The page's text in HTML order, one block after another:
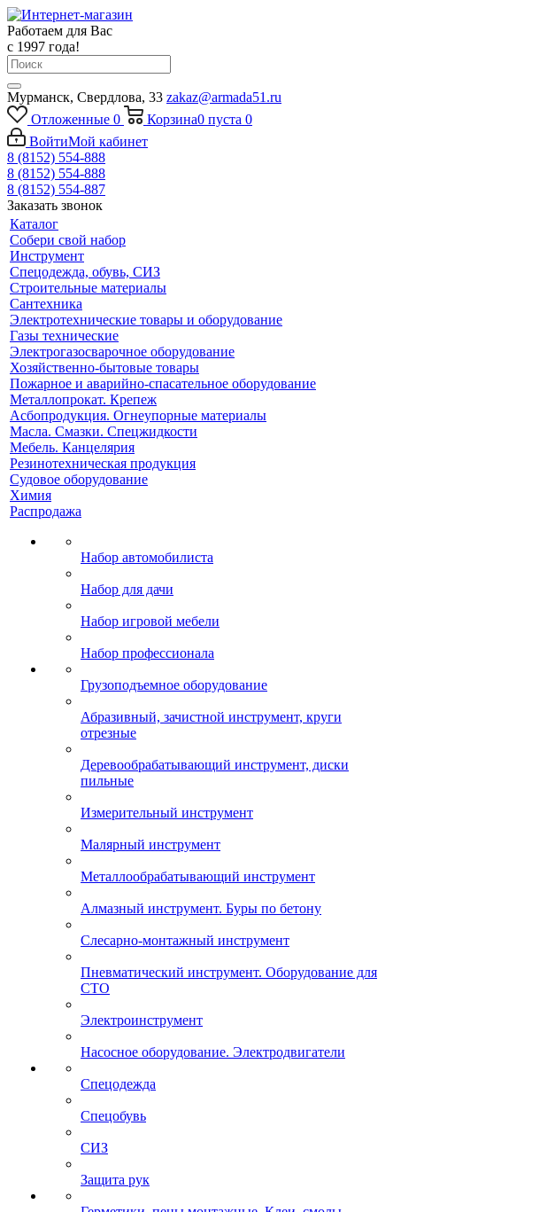
Работаем для Вас
с 1997 года!
Мурманск, Свердлова, 33 zakaz@armada51.ru
Отложенные 0 Корзина0 пуста 0
ВойтиМой кабинет
8 (8152) 554-888
8 (8152) 554-888
8 (8152) 554-887
Заказать звонок
Каталог
Собери свой набор
Инструмент
Спецодежда, обувь, СИЗ
Строительные материалы
Сантехника
Электротехнические товары и оборудование
Газы технические
Электрогазосварочное оборудование
Хозяйственно-бытовые товары
Пожарное и аварийно-спасательное оборудование
Металлопрокат. Крепеж
Асбопродукция. Огнеупорные материалы
Масла. Смазки. Спецжидкости
Мебель. Канцелярия
Резинотехническая продукция
Судовое оборудование
Химия
Распродажа
Набор автомобилиста
Набор для дачи
Набор игровой мебели
Набор профессионала
Грузоподъемное оборудование
Абразивный, зачистной инструмент, круги
отрезные
Деревообрабатывающий инструмент, диски
пильные
Измерительный инструмент
Малярный инструмент
Металлообрабатывающий инструмент
Алмазный инструмент. Буры по бетону
Слесарно-монтажный инструмент
Пневматический инструмент. Оборудование для
СТО
Электроинструмент
Насосное оборудование. Электродвигатели
Спецодежда
Спецобувь
СИЗ
Защита рук